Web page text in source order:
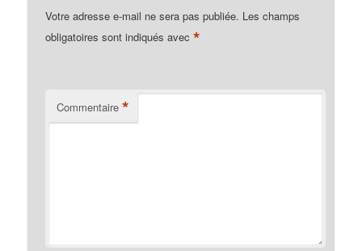
Votre adresse e-mail ne sera pas publiée. Les champs
obligatoires sont indiqués avec*
Commentaire *